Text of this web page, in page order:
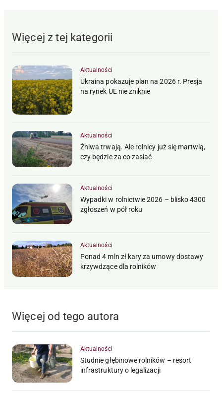
Więcej z tej kategorii
Aktualności
Ukraina pokazuje plan na 2026 r. Presja
na rynek UE nie zniknie
Aktualności
Żniwa trwają. Ale rolnicy już się martwią,
czy będzie za co zasiać
Aktualności
Wypadki w rolnictwie 2026 – blisko 4300
zgłoszeń w pół roku
Aktualności
Ponad 4 mln zł kary za umowy dostawy
krzywdzące dla rolników
Więcej od tego autora
Aktualności
Studnie głębinowe rolników – resort
infrastruktury o legalizacji